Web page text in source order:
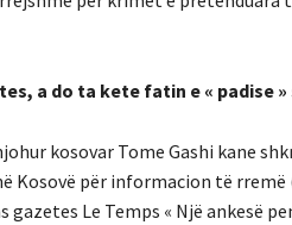
a do ta kete fatin e « padise
kosovar Tome Gashi kane
Kosovë për informacion të rremë
gazetes Le Temps « Një ankesë